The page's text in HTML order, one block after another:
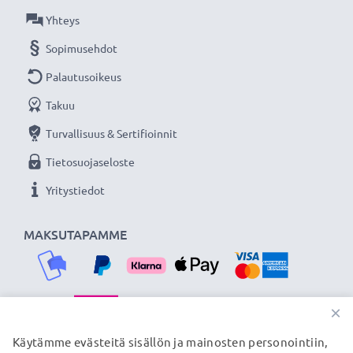
verkkokauppa, joka tarjoaa laadukkaita tuotteita, ja
siksi tarjoamme 36 kuukauden takuun!
MAKSUTAPAMME
Yhteys
Sopimusehdot
Palautusoikeus
Takuu
Turvallisuus & Sertifioinnit
Tietosuojaseloste
Yritystiedot
TOIMITUSKUMPPANIMME
×
Käytämme evästeitä sisällön ja mainosten personointiin,